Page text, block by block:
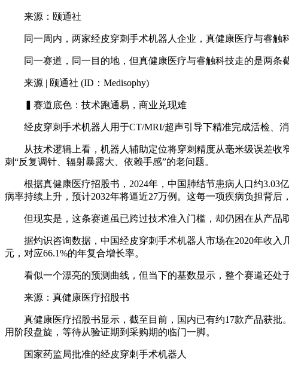
来源：颐通社
同一周内，两家经皮穿刺手术机器人企业，真健康医疗与睿触
同一赛道，同一目的地，但真健康医疗与睿触科技走的是两条截
来源 | 颐通社 (ID：Medisophy)
▍赛道底色：技术跑通易，商业兑现难
经皮穿刺手术机器人用于CT/MRI/超声引导下精准完成活检、消
从技术逻辑上看，机器人辅助定位将穿刺精度从毫米级误差收
刺“反复调针、辐射暴露大、依赖手感”的老问题。
根据真健康医疗招股书，2024年，中国肺结节患病人口约3.03
病率持续上升，预计2032年将逼近27万例。这每一项疾病负担背
但现实是，这条赛道虽已跨过技术准入门槛，却仍困在从产品取
据灼识咨询数据，中国经皮穿刺手术机器人市场在2020年收入几
元，对应66.1%的年复合增长率。
看似一个漂亮的预测曲线，但当下的基数显示，整个赛道还处于
来源：真健康医疗招股书
真健康医疗招股书显示，截至目前，国内已有约17款产品获批
用阶段盘旋，等待从验证期到采购期的临门一脚。
国家药监局批准的经皮穿刺手术机器人